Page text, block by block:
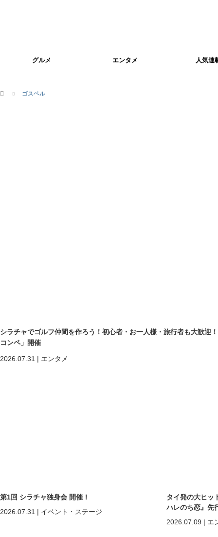
グルメ エンタメ 人気連
ホーム ゴスペル
シラチャでゴルフ仲間を作ろう！初心者・お一人様・旅行者も大歓迎
コンペ」開催
2026.07.31 | エンタメ
第1回 シラチャ独身会 開催！
2026.07.31 | イベント・ステージ
タイ発の大ヒッ
ハレのち恋』先
2026.07.09 | エ